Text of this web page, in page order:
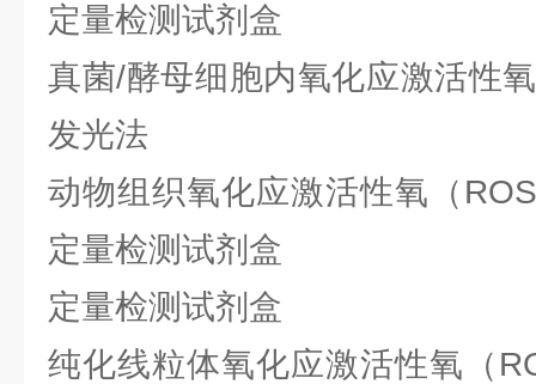
定量检测试剂盒
真菌/酵母细胞内氧化应激活性
发光法
动物组织氧化应激活性氧（
定量检测试剂盒
定量检测试剂盒
纯化线粒体氧化应激活性氧（